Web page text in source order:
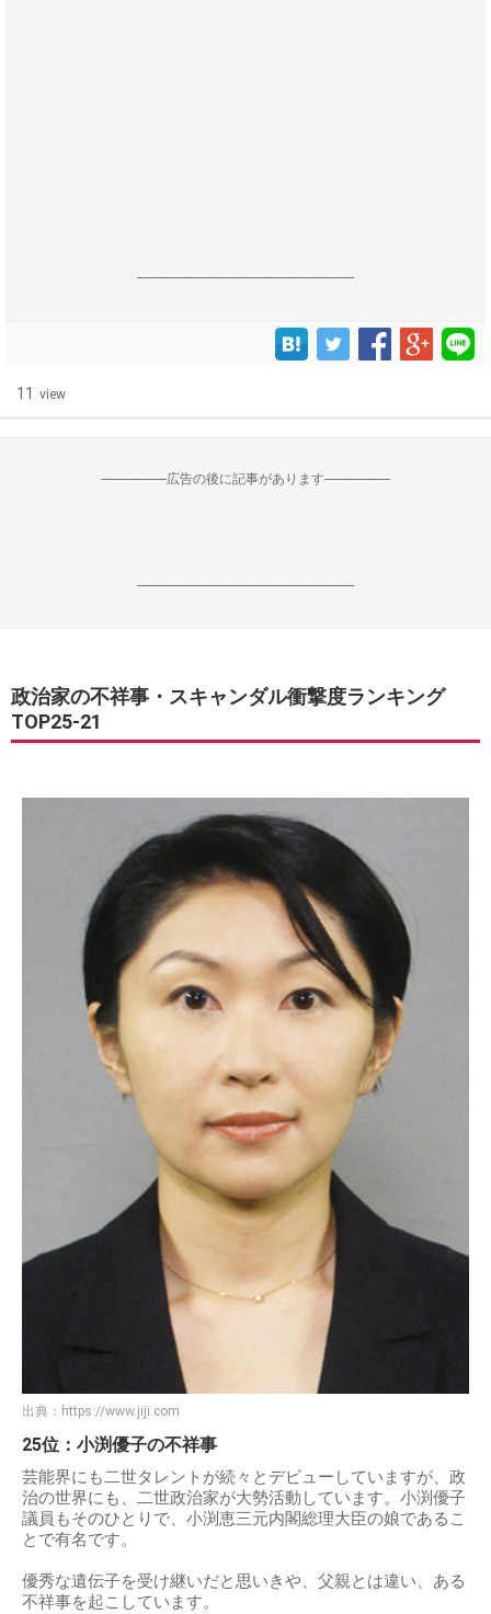
------------------------------------------------------------------
11 view
--------------------広告の後に記事があります--------------------
------------------------------------------------------------------
政治家の不祥事・スキャンダル衝撃度ランキング
TOP25-21
出典： https://www.jiji.com
25位：小渕優子の不祥事
芸能界にも二世タレントが続々とデビューしていますが、政
治の世界にも、二世政治家が大勢活動しています。小渕優子
議員もそのひとりで、小渕恵三元内閣総理大臣の娘であるこ
とで有名です。
優秀な遺伝子を受け継いだと思いきや、父親とは違い、ある
不祥事を起こしています。